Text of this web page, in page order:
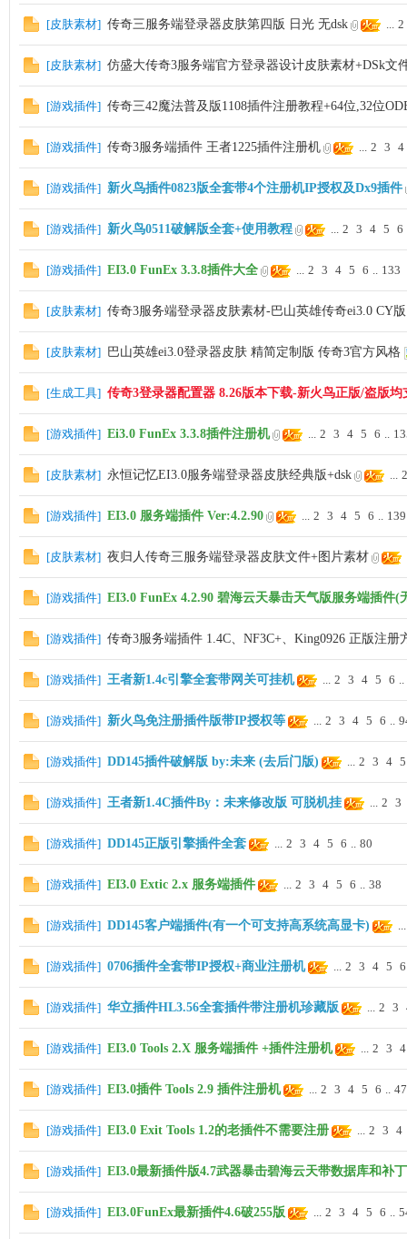
坛,
传
奇
一
条
龙,
G
[皮肤素材] 传奇三服务端登录器皮肤第四版 日光 无dsk ... 2
[皮肤素材] 仿盛大传奇3服务端官方登录器设计皮肤素材+DSk文
[游戏插件] 传奇三42魔法普及版1108插件注册教程+64位,32位
[游戏插件] 传奇3服务端插件 王者1225插件注册机 ... 2 3 4
[游戏插件] 新火鸟插件0823版全套带4个注册机IP授权及Dx9插件
[游戏插件] 新火鸟0511破解版全套+使用教程 ... 2 3 4 5 6
[游戏插件] EI3.0 FunEx 3.3.8插件大全 ... 2 3 4 5 6 .. 133
[皮肤素材] 传奇3服务端登录器皮肤素材-巴山英雄传奇ei3.0 CY版
[皮肤素材] 巴山英雄ei3.0登录器皮肤 精简定制版 传奇3官方风格
[生成工具] 传奇3登录器配置器 8.26版本下载-新火鸟正版/盗版均
[游戏插件] Ei3.0 FunEx 3.3.8插件注册机 ... 2 3 4 5 6 ..
[皮肤素材] 永恒记忆EI3.0服务端登录器皮肤经典版+dsk ... 2
[游戏插件] EI3.0 服务端插件 Ver:4.2.90 ... 2 3 4 5 6 .. 139
[皮肤素材] 夜归人传奇三服务端登录器皮肤文件+图片素材
[游戏插件] EI3.0 FunEx 4.2.90 碧海云天暴击天气版服务端插件(
[游戏插件] 传奇3服务端插件 1.4C、NF3C+、King0926 正版注册
[游戏插件] 王者新1.4c引擎全套带网关可挂机 ... 2 3 4 5 6 ..
[游戏插件] 新火鸟免注册插件版带IP授权等 ... 2 3 4 5 6 ..
[游戏插件] DD145插件破解版 by:未来 (去后门版) ... 2 3 4 5
[游戏插件] 王者新1.4C插件By：未来修改版 可脱机挂 ... 2 3
[游戏插件] DD145正版引擎插件全套 ... 2 3 4 5 6 .. 80
[游戏插件] EI3.0 Extic 2.x 服务端插件 ... 2 3 4 5 6 .. 38
[游戏插件] DD145客户端插件(有一个可支持高系统高显卡) ...
[游戏插件] 0706插件全套带IP授权+商业注册机 ... 2 3 4 5 6
[游戏插件] 华立插件HL3.56全套插件带注册机珍藏版 ... 2 3
[游戏插件] EI3.0 Tools 2.X 服务端插件 +插件注册机 ... 2 3 4
[游戏插件] EI3.0插件 Tools 2.9 插件注册机 ... 2 3 4 5 6 .. 47
[游戏插件] EI3.0 Exit Tools 1.2的老插件不需要注册 ... 2 3 4
[游戏插件] EI3.0最新插件版4.7武器暴击碧海云天带数据库和补丁
[游戏插件] EI3.0FunEx最新插件4.6破255版 ... 2 3 4 5 6 ..